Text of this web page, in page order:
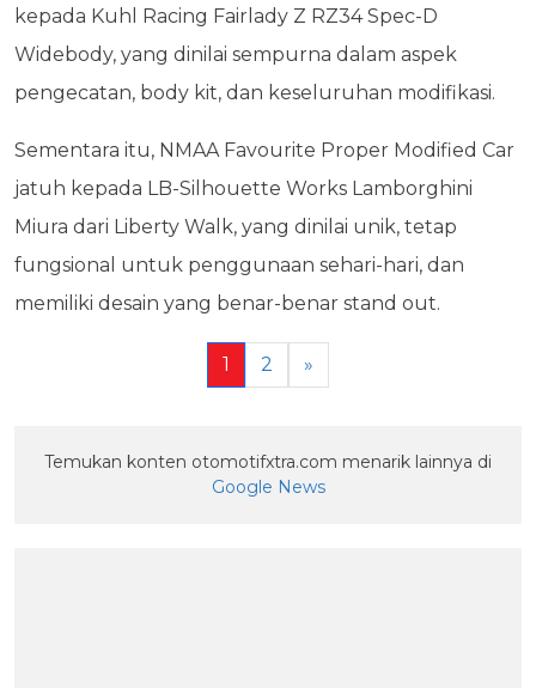
kepada Kuhl Racing Fairlady Z RZ34 Spec-D
Widebody, yang dinilai sempurna dalam aspek
pengecatan, body kit, dan keseluruhan modifikasi.
Sementara itu, NMAA Favourite Proper Modified Car
jatuh kepada LB-Silhouette Works Lamborghini
Miura dari Liberty Walk, yang dinilai unik, tetap
fungsional untuk penggunaan sehari-hari, dan
memiliki desain yang benar-benar stand out.
1 2 »
Temukan konten otomotifxtra.com menarik lainnya di
Google News